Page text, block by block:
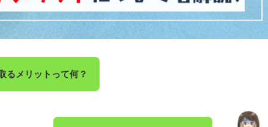
るメリットって何？